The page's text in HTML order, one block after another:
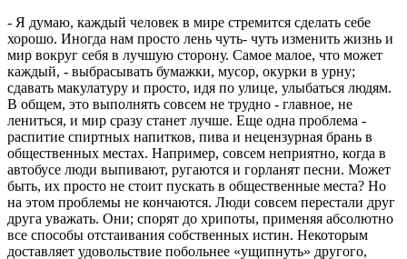
- Я думаю, каждый человек в мире стремится сделать себе
хорошо. Иногда нам просто лень чуть- чуть изменить жизнь и
мир вокруг себя в лучшую сторону. Самое малое, что может
каждый, - выбрасывать бумажки, мусор, окурки в урну;
сдавать макулатуру и просто, идя по улице, улыбаться людям.
В общем, это выполнять совсем не трудно - главное, не
лениться, и мир сразу станет лучше. Еще одна проблема -
распитие спиртных напитков, пива и нецензурная брань в
общественных местах. Например, совсем неприятно, когда в
автобусе люди выпивают, ругаются и горланят песни. Может
быть, их просто не стоит пускать в общественные места? Но
на этом проблемы не кончаются. Люди совсем перестали друг
друга уважать. Они; спорят до хрипоты, применяя абсолютно
все способы отстаивания собственных истин. Некоторым
доставляет удовольствие побольнее «ущипнуть» другого,